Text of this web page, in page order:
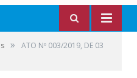
»
ATO Nº 003/2019, DE 03